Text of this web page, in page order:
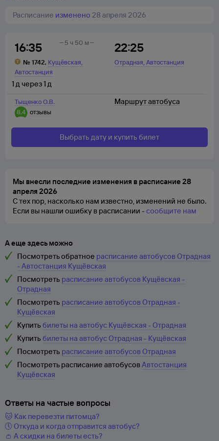
Расписание изменено 28 апреля 2026
16:35
№ 1742, Кущёвская,
Автостанция
22:25
Отрадная,Автостанция
5 ч 50 м
Тыщенко О.В.
8,4 отзывы
1 д через1 д
Маршрут автобуса
Выбрать дату и купить билет
Мы внесли последние изменения в расписание 28
апреля 2026
С тех пор, насколько нам известно, изменений не было.
Если вы нашли ошибку в расписании -сообщите нам
А еще здесь можно
Посмотреть обратное расписание автобусов Отрадная
- Автостанция Кущёвская
Посмотреть расписание автобусов Кущёвская -
Отрадная
Посмотреть расписание автобусов Отрадная -
Кущёвская
Купить билеты на автобус Кущёвская - Отрадная
Купить билеты на автобус Отрадная - Кущёвская
Посмотреть расписание автобусов Отрадная
Посмотреть расписание автобусовАвтостанция
Кущёвская
Ответы на частые вопросы
🐱 Как перевезти питомца?
🕔 Откуда и когда отправится автобус?
👛 А скидки на билеты есть?